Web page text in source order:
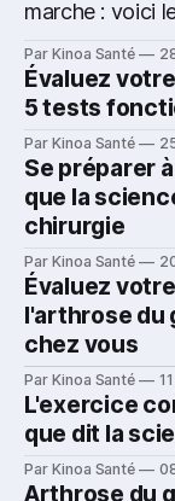
marche : voici
récupération
genou — avec
2020–2025 et
patients
Par Kinoa Santé
Évaluez
5 tests
Par Kinoa Santé
Se préparer
que la
chirurgie
Par Kinoa Santé
Évaluez
l'arthrose du
chez vous
Par Kinoa Santé
L'exercice
que dit la
Par Kinoa Santé
Arthrose du